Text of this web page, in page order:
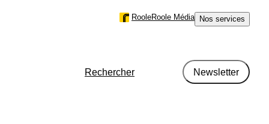
RooleRoole Média Nos services
Rechercher Newsletter